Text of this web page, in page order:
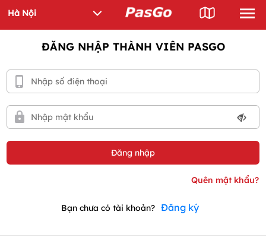
ĐĂNG NHẬP THÀNH VIÊN PASGO
Bạn chưa có tài khoản? Đăng ký